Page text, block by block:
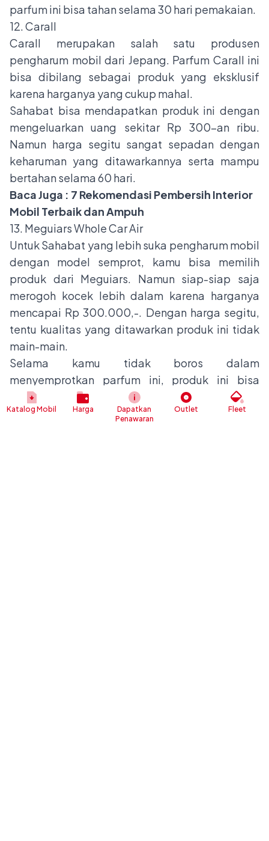
parfum ini bisa tahan selama 30 hari pemakaian.
12. Carall
Carall merupakan salah satu produsen
pengharum mobil dari Jepang. Parfum Carall ini
bisa dibilang sebagai produk yang eksklusif
karena harganya yang cukup mahal.
Sahabat bisa mendapatkan produk ini dengan
mengeluarkan uang sekitar Rp 300-an ribu.
Namun harga segitu sangat sepadan dengan
keharuman yang ditawarkannya serta mampu
bertahan selama 60 hari.
Baca Juga : 7 Rekomendasi Pembersih Interior
Mobil Terbaik dan Ampuh
13. Meguiars Whole Car Air
Untuk Sahabat yang lebih suka pengharum mobil
dengan model semprot, kamu bisa memilih
produk dari Meguiars. Namun siap-siap saja
merogoh kocek lebih dalam karena harganya
mencapai Rp 300.000,-. Dengan harga segitu,
tentu kualitas yang ditawarkan produk ini tidak
main-main.
Selama kamu tidak boros dalam
menyemprotkan parfum ini, produk ini bisa
bertahan dalam jangka waktu yang lama.
14. Mariage Car Perfume
Katalog Mobil Harga
Dapatkan
Penawaran
Outlet Fleet